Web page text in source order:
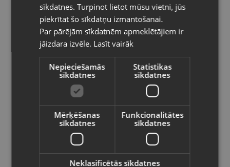
30.00€
Sony WH-1000XM5
Pasūtījumi tiks piegādāti uz
izvēlēto valsti
Vietnes saturs būs attēlots izvēlētajā
valodā
Valsts
Latviešu / Latvian
sīkdatnes. Turpinot lietot mūsu vietni, jūs
piekrītat šo sīkdatņu izmantošanai.
Par pārējām sīkdatnēm apmeklētājiem ir
jāizdara izvēle. Lasīt vairāk
Nepieciešamās
sīkdatnes
Statistikas
sīkdatnes
Mērķēšanas
sīkdatnes
Funkcionalitātes
sīkdatnes
Neklasificētās sīkdatnes